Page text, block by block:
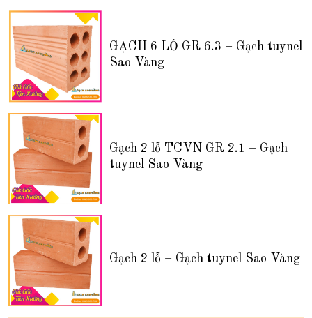
GẠCH 6 LỖ GR 6.3 – Gạch tuynel
Sao Vàng
Gạch 2 lỗ TCVN GR 2.1 – Gạch
tuynel Sao Vàng
Gạch 2 lỗ – Gạch tuynel Sao Vàng